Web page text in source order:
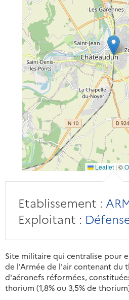
Leaflet | ©
Etablissement :
Exploitant :
Site militaire qui centralise pour
de l'Armée de l'air contenant du
d'aéronefs réformées,
thorium (1,8% ou 3,5% de